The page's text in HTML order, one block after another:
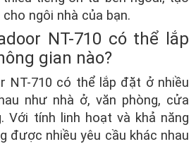
ngôi nhà của bạn.
NT-710 có thể lắp
gian nào?
NT-710 có thể lắp đặt ở nhiều
như nhà ở, văn phòng, cửa
Với tính linh hoạt và khả năng
được nhiều yêu cầu khác nhau